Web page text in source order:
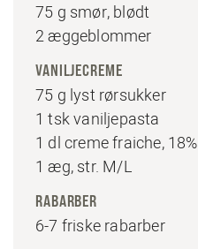
75 g smør, blødt
2 æggeblommer
VANILJECREME
75 g lyst rørsukker
1 tsk vaniljepasta
1 dl creme fraiche, 18%
1 æg, str. M/L
RABARBER
6-7 friske rabarber